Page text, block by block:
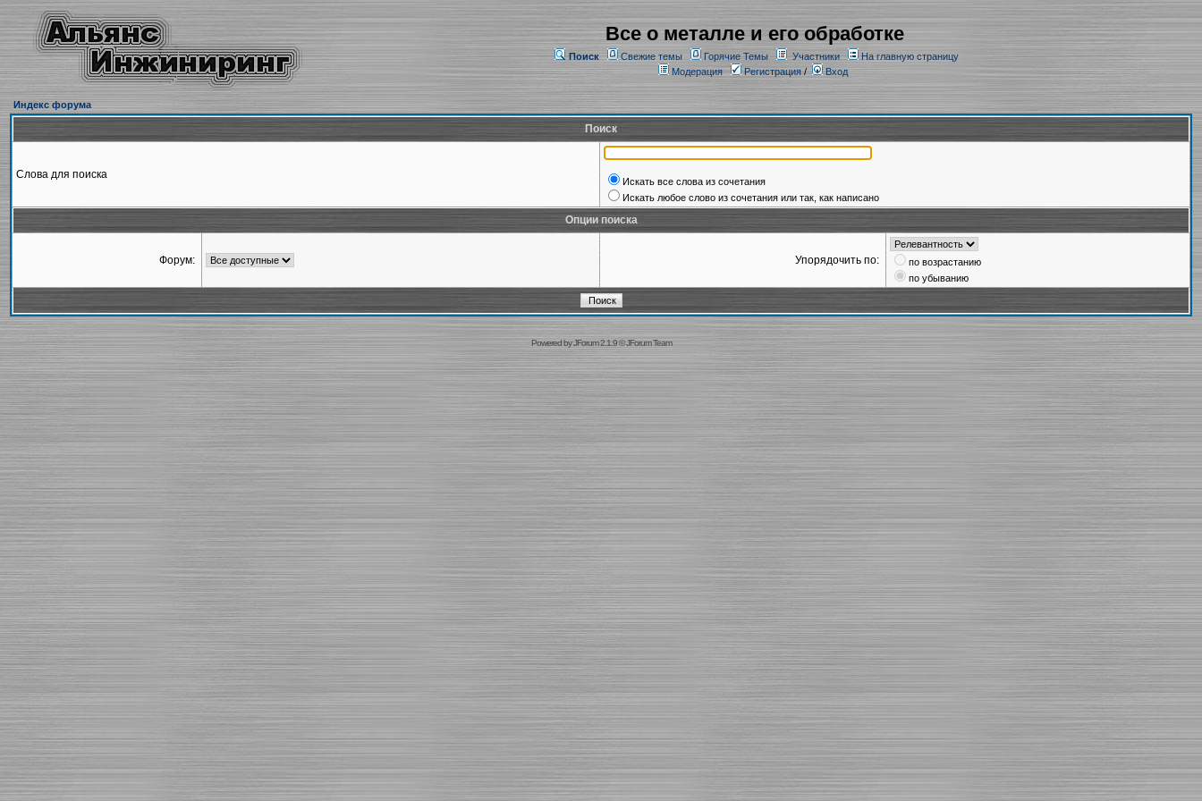
Все о металле и его обработке
Поиск Свежие темы Горячие Темы Участники
На главную страницу
Модерация
Регистрация/ Вход
Индекс форума
Поиск
Слова для поиска
Искать все слова из сочетания
Искать любое слово из сочетания или так, как написано
Опции поиска
Форум: Упорядочить по:
по возрастанию
по убыванию
Powered byJForum 2.1.9©JForum Team